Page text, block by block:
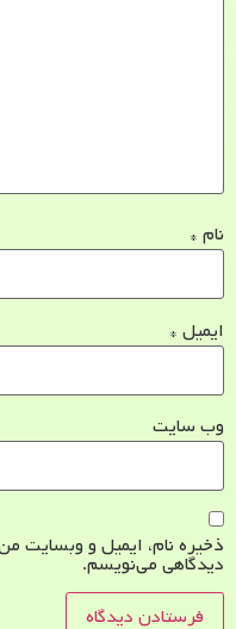
نام *
ایمیل *
وب‌ سایت
ذخیره نام، ایمیل و وبسایت
دیدگاهی می‌نویسم.